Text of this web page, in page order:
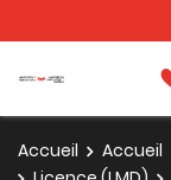
Accueil Accueil